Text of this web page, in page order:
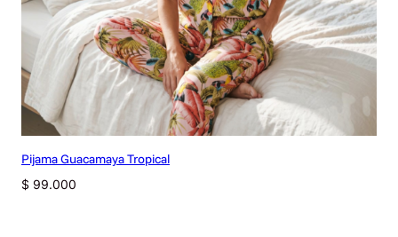
Pijama Guacamaya Tropical
$ 99.000